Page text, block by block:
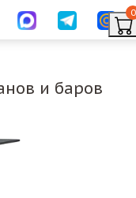
0
и баров